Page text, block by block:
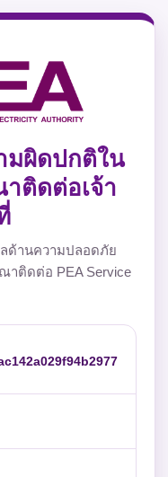
มผิดปกติใน
ติดต่อเจ้า
ด้านความปลอดภัย
ติดต่อ PEA Service